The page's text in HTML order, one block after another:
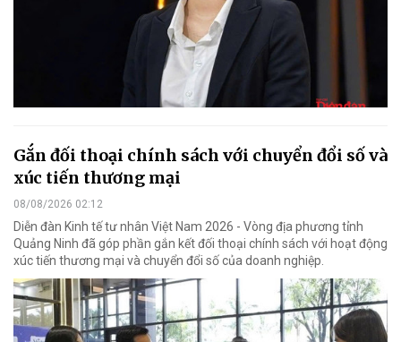
Gắn đối thoại chính sách với chuyển đổi số và
xúc tiến thương mại
08/08/2026 02:12
Diễn đàn Kinh tế tư nhân Việt Nam 2026 - Vòng địa phương tỉnh
Quảng Ninh đã góp phần gắn kết đối thoại chính sách với hoạt động
xúc tiến thương mại và chuyển đổi số của doanh nghiệp.